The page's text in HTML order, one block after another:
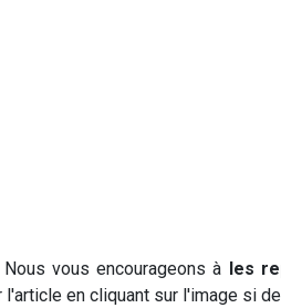
vous encourageons à les
en cliquant sur l'image si